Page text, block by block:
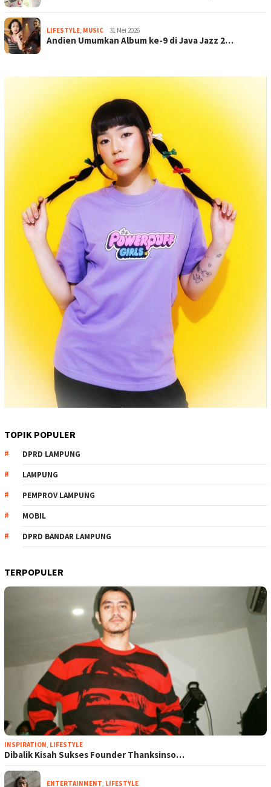
LIFESTYLE MUSIC 31 Mei 2026
Andien Umumkan Album ke-9 di Java Jazz 2…
TOPIK POPULER
DPRD LAMPUNG
LAMPUNG
PEMPROV LAMPUNG
MOBIL
DPRD BANDAR LAMPUNG
TERPOPULER
INSPIRATION LIFESTYLE
Dibalik Kisah Sukses Founder Thanksinso…
ENTERTAINMENT LIFESTYLE